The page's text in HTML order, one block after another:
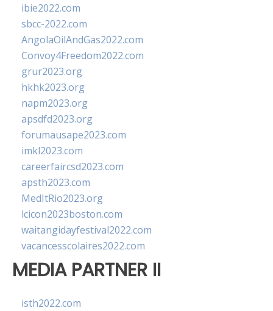
ibie2022.com
sbcc-2022.com
AngolaOilAndGas2022.com
Convoy4Freedom2022.com
grur2023.org
hkhk2023.org
napm2023.org
apsdfd2023.org
forumausape2023.com
imkl2023.com
careerfaircsd2023.com
apsth2023.com
MedItRio2023.org
lcicon2023boston.com
waitangidayfestival2022.com
vacancesscolaires2022.com
MEDIA PARTNER II
isth2022.com